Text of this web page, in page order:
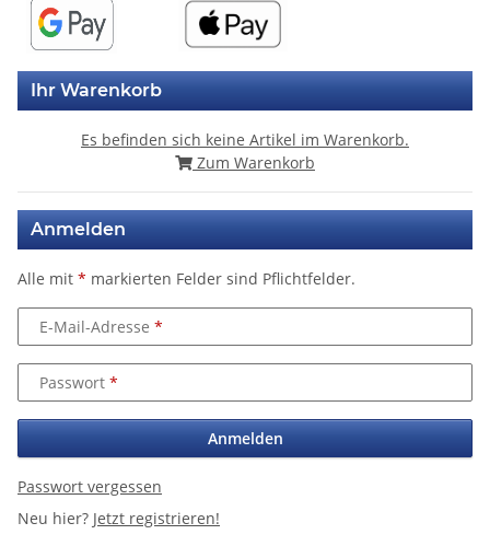
Ihr Warenkorb
Es befinden sich keine Artikel im Warenkorb.
Zum Warenkorb
Anmelden
Alle mit * markierten Felder sind Pflichtfelder.
E-Mail-Adresse
Passwort
Anmelden
Passwort vergessen
Neu hier? Jetzt registrieren!